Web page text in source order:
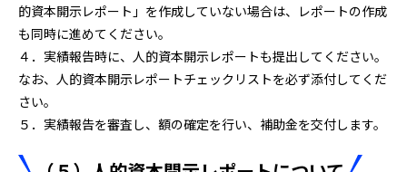
的資本開示レポート」を作成していない場合は、レポートの作成
も同時に進めてください。
４．実績報告時に、人的資本開示レポートも提出してください。
なお、人的資本開示レポートチェックリストを必ず添付してくだ
さい。
５．実績報告を審査し、額の確定を行い、補助金を交付します。